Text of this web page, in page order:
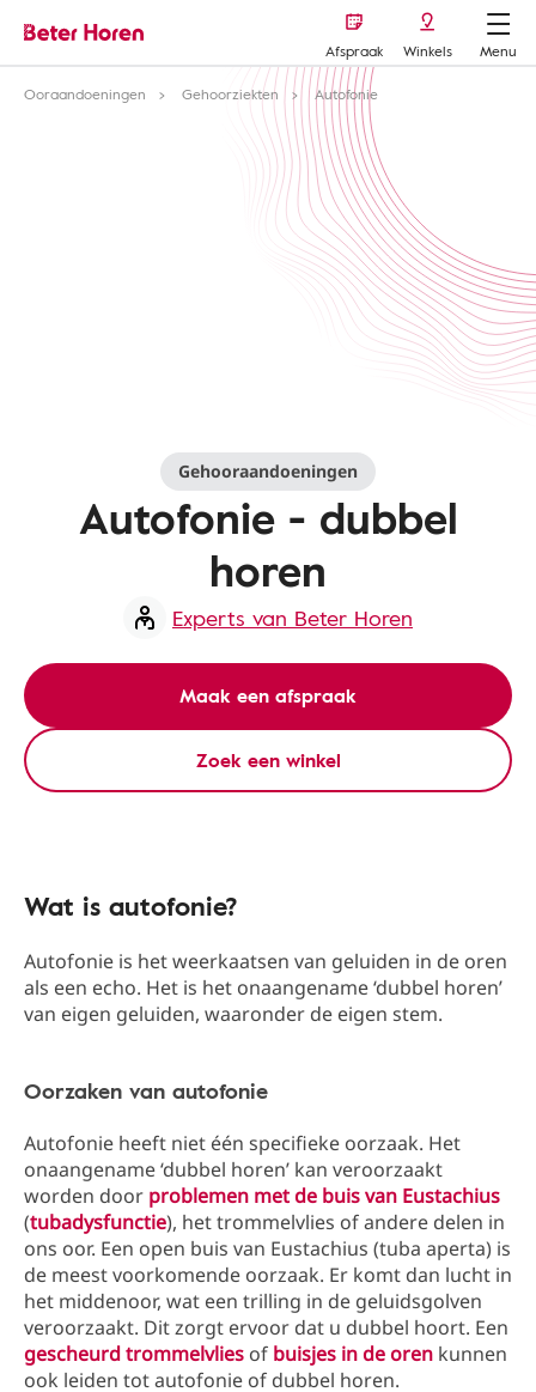
Afspraak Winkels
Menu
Ooraandoeningen
Gehoorziekten Autofonie
Gehooraandoeningen
Autofonie - dubbel
horen
Experts van Beter Horen
Maak een afspraak
Zoek een winkel
Wat is autofonie?
Autofonie is het weerkaatsen van geluiden in de oren
als een echo. Het is het onaangename ‘dubbel horen’
van eigen geluiden, waaronder de eigen stem.
Oorzaken van autofonie
Autofonie heeft niet één specifieke oorzaak. Het
onaangename ‘dubbel horen’ kan veroorzaakt
worden door problemen met de buis van Eustachius
(tubadysfunctie), het trommelvlies of andere delen in
ons oor. Een open buis van Eustachius (tuba aperta) is
de meest voorkomende oorzaak. Er komt dan lucht in
het middenoor, wat een trilling in de geluidsgolven
veroorzaakt. Dit zorgt ervoor dat u dubbel hoort. Een
gescheurd trommelvlies of buisjes in de oren kunnen
ook leiden tot autofonie of dubbel horen.